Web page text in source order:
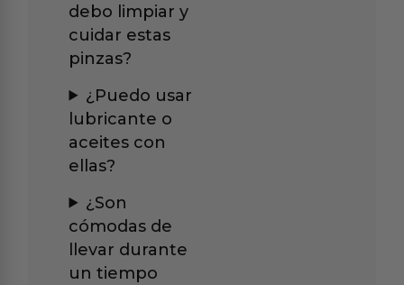
debo limpiar y
cuidar estas
pinzas?
¿Puedo usar
lubricante o
aceites con
ellas?
¿Son
cómodas de
llevar durante
un tiempo